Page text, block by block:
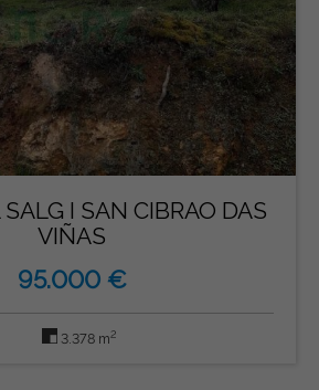
SALG I SAN CIBRAO DAS
VIÑAS
95.000 €
3.378 m2